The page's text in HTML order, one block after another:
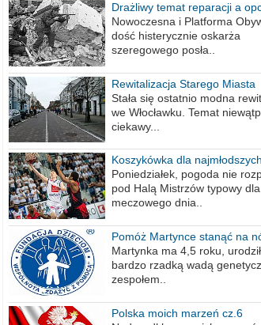
Drażliwy temat reparacji a
berlińska
Nowoczesna i Platforma
dość histerycznie oskarża
szeregowego posła..
Rewitalizacja Starego Miasta
Stała się ostatnio modna
we Włocławku. Temat
ciekawy...
Koszykówka dla najmłodszych
Poniedziałek, pogoda nie
pod Halą Mistrzów typowy dla
meczowego dnia..
Pomóż Martynce stanąć na
Martynka ma 4,5 roku,
bardzo rzadką wadą
zespołem..
Polska moich marzeń cz.6